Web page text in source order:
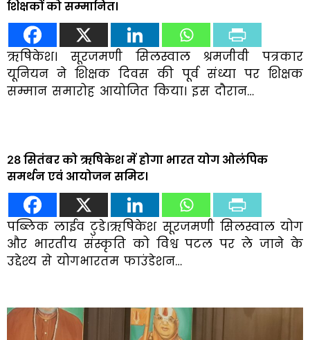
शिक्षकों को सम्मानित।
ऋषिकेश। सूरजमणी सिलस्वाल श्रमजीवी पत्रकार
यूनियन ने शिक्षक दिवस की पूर्व संध्या पर शिक्षक
सम्मान समारोह आयोजित किया। इस दौरान…
28 सितंबर को ऋषिकेश में होगा भारत योग ओलंपिक
समर्थन एवं आयोजन समिट।
पब्लिक लाईव टुडे।ऋषिकेश सूरजमणी सिलस्वाल योग
और भारतीय संस्कृति को विश्व पटल पर ले जाने के
उद्देश्य से योगभारतम फाउंडेशन…